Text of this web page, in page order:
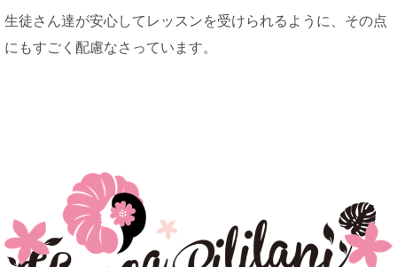
生徒さん達が安心してレッスンを受けられるように、その点
にもすごく配慮なさっています。